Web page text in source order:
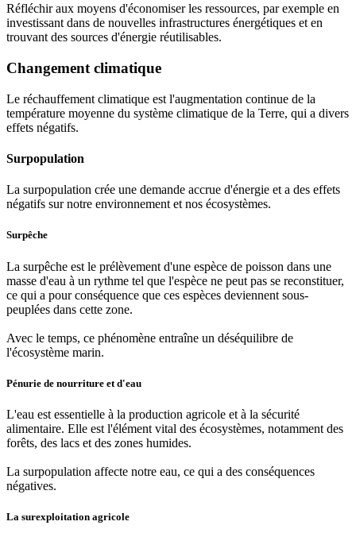
Réfléchir aux moyens d'économiser les ressources, par exemple en
investissant dans de nouvelles infrastructures énergétiques et en
trouvant des sources d'énergie réutilisables.
Changement climatique
Le réchauffement climatique est l'augmentation continue de la
température moyenne du système climatique de la Terre, qui a divers
effets négatifs.
Surpopulation
La surpopulation crée une demande accrue d'énergie et a des effets
négatifs sur notre environnement et nos écosystèmes.
Surpêche
La surpêche est le prélèvement d'une espèce de poisson dans une
masse d'eau à un rythme tel que l'espèce ne peut pas se reconstituer,
ce qui a pour conséquence que ces espèces deviennent sous-
peuplées dans cette zone.
Avec le temps, ce phénomène entraîne un déséquilibre de
l'écosystème marin.
Pénurie de nourriture et d'eau
L'eau est essentielle à la production agricole et à la sécurité
alimentaire. Elle est l'élément vital des écosystèmes, notamment des
forêts, des lacs et des zones humides.
La surpopulation affecte notre eau, ce qui a des conséquences
négatives.
La surexploitation agricole